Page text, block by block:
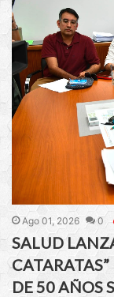
Ago 01, 2026 0
SALUD
DE 50 AÑOS